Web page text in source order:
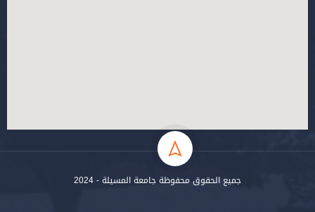
جميع الحقوق محفوظة جامعة المسيلة - 2024